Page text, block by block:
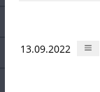
13.09.2022